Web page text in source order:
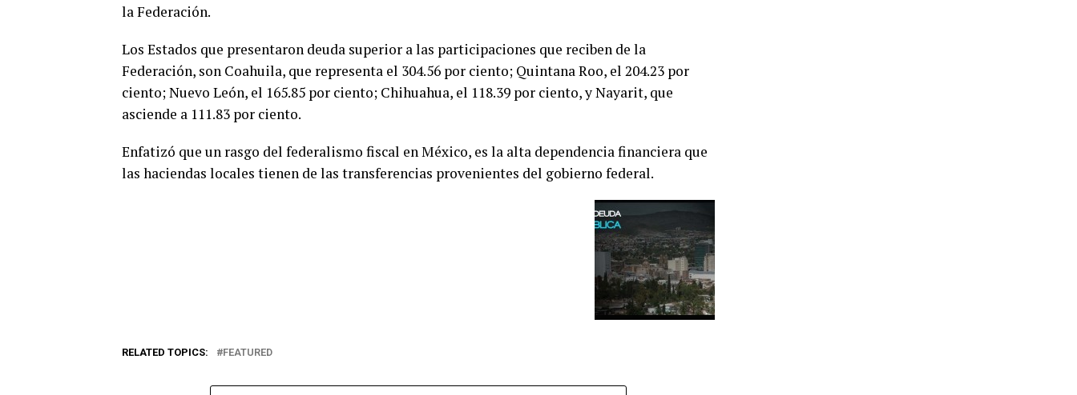
la Federación.
Los Estados que presentaron deuda superior a las participaciones que reciben de la
Federación, son Coahuila, que representa el 304.56 por ciento; Quintana Roo, el 204.23 por
ciento; Nuevo León, el 165.85 por ciento; Chihuahua, el 118.39 por ciento, y Nayarit, que
asciende a 111.83 por ciento.
Enfatizó que un rasgo del federalismo fiscal en México, es la alta dependencia financiera que
las haciendas locales tienen de las transferencias provenientes del gobierno federal.
RELATED TOPICS: FEATURED